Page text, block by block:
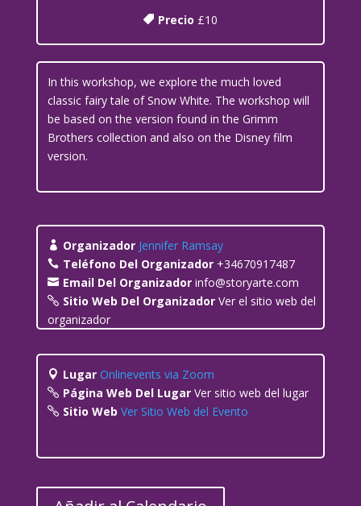
Precio £10
In this workshop, we explore the much loved
classic fairy tale of Snow White. The workshop will
be based on the version found in the Grimm
Brothers collection and also on the Disney film
version.
Organizador Jennifer Ramsay
Teléfono Del Organizador +34670917487
Email Del Organizador info@storyarte.com
Sitio Web Del Organizador Ver el sitio web del
organizador
Lugar Onlinevents via Zoom
Página Web Del Lugar Ver sitio web del lugar
Sitio Web Ver Sitio Web del Evento